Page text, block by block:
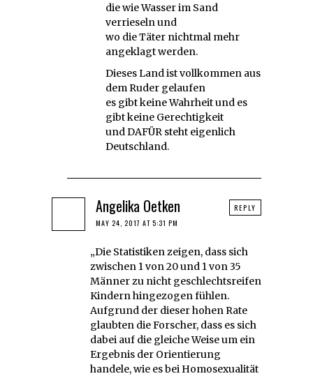
die wie Wasser im Sand
verrieseln und
wo die Täter nichtmal mehr
angeklagt werden.
Dieses Land ist vollkommen aus
dem Ruder gelaufen
es gibt keine Wahrheit und es
gibt keine Gerechtigkeit
und DAFÜR steht eigenlich
Deutschland.
Angelika Oetken
MAY 24, 2017 AT 5:31 PM
„Die Statistiken zeigen, dass sich
zwischen 1 von 20 und 1 von 35
Männer zu nicht geschlechtsreifen
Kindern hingezogen fühlen.
Aufgrund der dieser hohen Rate
glaubten die Forscher, dass es sich
dabei auf die gleiche Weise um ein
Ergebnis der Orientierung
handele, wie es bei Homosexualität
REPLY